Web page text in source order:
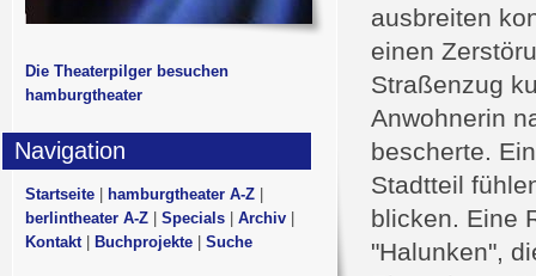
ausbreiten
einen
Straßenzug
Anwohnerin
bescherte.
Stadtteil
blicken. Eine
"Halunken",
Die Theaterpilger besuchen
hamburgtheater
Navigation
Startseite hamburgtheater A-Z
berlintheater A-Z
Specials Archiv
Kontakt| Buchprojekte Suche